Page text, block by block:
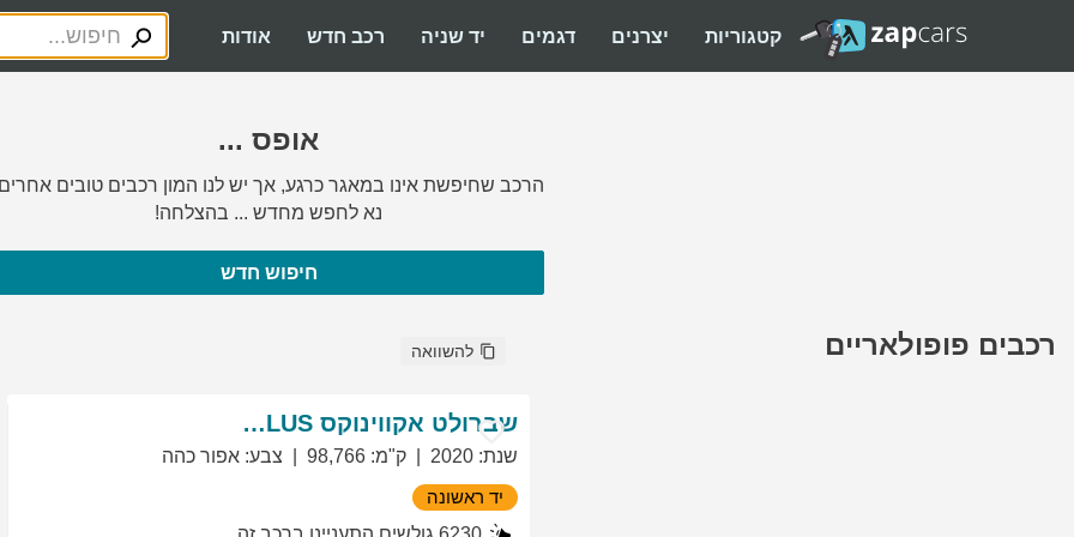
קטגוריות יצרנים דגמים יד שניה רכב חדש אודות
אופס ...
הרכב שחיפשת אינו במאגר כרגע, אך יש לנו המון רכבים טובים
נא לחפש מחדש ... בהצלחה!
חיפוש חדש
רכבים פופולאריים להשוואה
שברולט אקווינוקס LT PLUS
שנת:
2020 ק"מ:
98,766 צבע: אפור כהה
יד ראשונה